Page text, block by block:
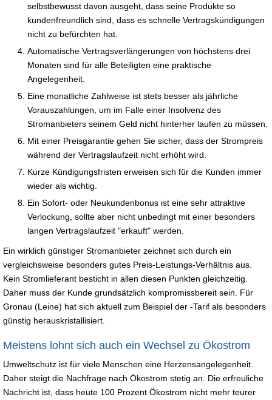
selbstbewusst davon ausgeht, dass seine Produkte so
kundenfreundlich sind, dass es schnelle Vertragskündigungen
nicht zu befürchten hat.
Automatische Vertragsverlängerungen von höchstens drei
Monaten sind für alle Beteiligten eine praktische
Angelegenheit.
Eine monatliche Zahlweise ist stets besser als jährliche
Vorauszahlungen, um im Falle einer Insolvenz des
Stromanbieters seinem Geld nicht hinterher laufen zu müssen.
Mit einer Preisgarantie gehen Sie sicher, dass der Strompreis
während der Vertragslaufzeit nicht erhöht wird.
Kurze Kündigungsfristen erweisen sich für die Kunden immer
wieder als wichtig.
Ein Sofort- oder Neukundenbonus ist eine sehr attraktive
Verlockung, sollte aber nicht unbedingt mit einer besonders
langen Vertragslaufzeit "erkauft" werden.
Ein wirklich günstiger Stromanbieter zeichnet sich durch ein
vergleichsweise besonders gutes Preis-Leistungs-Verhältnis aus.
Kein Stromlieferant besticht in allen diesen Punkten gleichzeitig.
Daher muss der Kunde grundsätzlich kompromissbereit sein. Für
Gronau (Leine) hat sich aktuell zum Beispiel der -Tarif als besonders
günstig herauskristallisiert.
Meistens lohnt sich auch ein Wechsel zu Ökostrom
Umweltschutz ist für viele Menschen eine Herzensangelegenheit.
Daher steigt die Nachfrage nach Ökostrom stetig an. Die erfreuliche
Nachricht ist, dass heute 100 Prozent Ökostrom nicht mehr teurer